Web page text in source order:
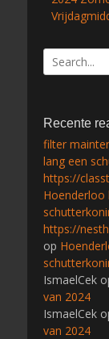
bericht:
Zoeken
naar:
Recente
filter
lang een
https://
Hoenderloo
https://
op
IsmaelCek
van 2024
IsmaelCek
van 2024